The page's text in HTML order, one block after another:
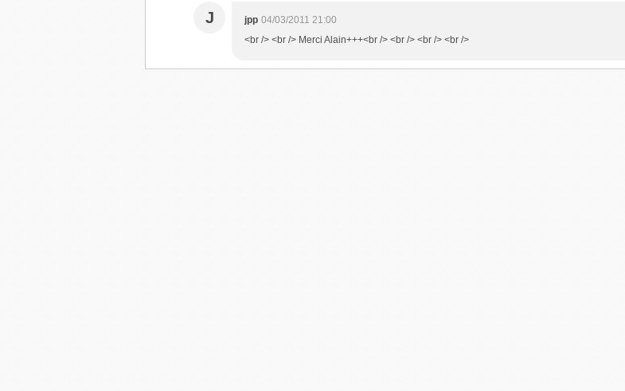
J jpp 04/03/2011 21:00
<br /> <br /> Merci Alain+++<br /> <br /> <br /> <br />